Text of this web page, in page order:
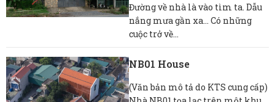
Đường về nhà là vào tìm ta. Dẫu
nắng mưa gần xa… Có những
cuộc trở về...
NB01 House
(Văn bản mô tả do KTS cung cấp)